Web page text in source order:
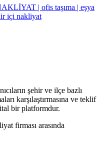
| ofis taşıma | eşya
içi nakliyat
şehir ve ilçe bazlı
karşılaştırmasına ve teklif
bir platformdur.
firması arasında